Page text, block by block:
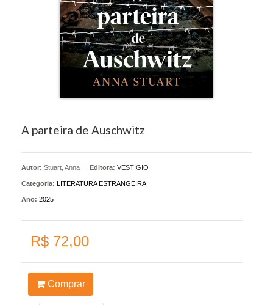
A parteira de Auschwitz
Autor: Stuart, Anna | Editora: VESTIGIO
Categoria: LITERATURA ESTRANGEIRA
Ano: 2025
R$ 72,00
Comprar